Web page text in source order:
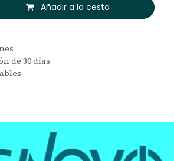
Añadir a la cesta
de 30 días